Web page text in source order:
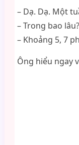
– Dạ. Dạ. Một
– Trong bao lâu?
– Khoảng 5, 7
Ông hiểu ngay